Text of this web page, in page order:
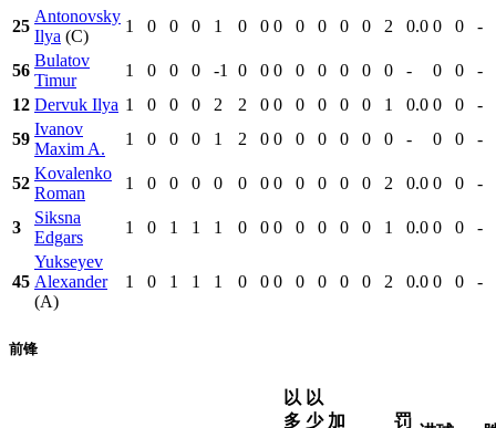
25
Antonovsky
Ilya (C)
1 0 0 0 1 0 0 0 0 0 0 0 2 0.0 0 0 -
56
Bulatov
Timur
1 0 0 0 -1 0 0 0 0 0 0 0 0 - 0 0
-
12 Dervuk Ilya 1 0 0 0 2 2 0 0 0 0 0 0 1 0.0 0 0
-
59
Ivanov
Maxim A.
1 0 0 0 1 2 0 0 0 0 0 0 0 - 0 0 -
52
Kovalenko
Roman
1 0 0 0 0 0 0 0 0 0 0 0 2 0.0 0 0 -
3
Siksna
Edgars
1 0 1 1 1 0 0 0 0 0 0 0 1 0.0 0 0 -
45
Yukseyev
Alexander
(A)
1 0 1 1 1 0 0 0 0 0 0 0 2 0.0 0 0 -
前锋
以
多
以
少 加 罚